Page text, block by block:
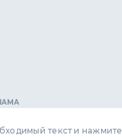
текст и нажмите